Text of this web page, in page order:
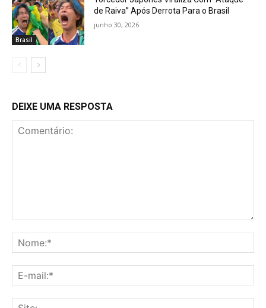
Brasil
de Raiva” Após Derrota Para o Brasil
junho 30, 2026
DEIXE UMA RESPOSTA